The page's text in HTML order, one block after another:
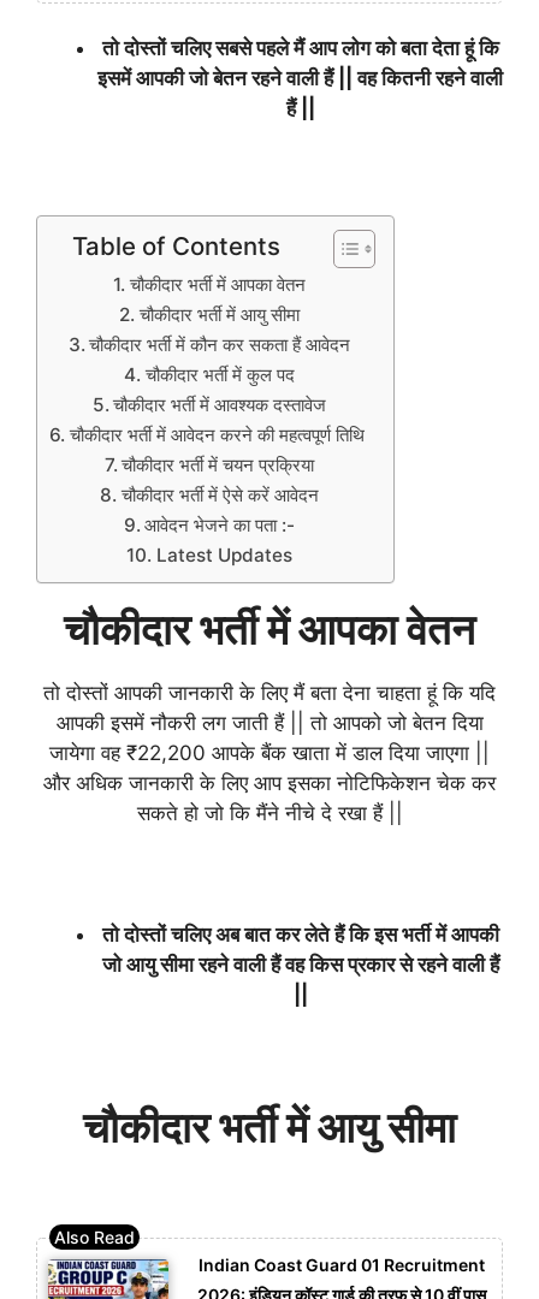
तो दोस्तों चलिए सबसे पहले मैं आप लोग को बता देता हूं कि
इसमें आपकी जो बेतन रहने वाली हैं || वह कितनी रहने वाली
हैं ||
Table of Contents
चौकीदार भर्ती में आपका वेतन
चौकीदार भर्ती में आयु सीमा
चौकीदार भर्ती में कौन कर सकता हैं आवेदन
चौकीदार भर्ती में कुल पद
चौकीदार भर्ती में आवश्यक दस्तावेज
चौकीदार भर्ती में आवेदन करने की महत्वपूर्ण तिथि
चौकीदार भर्ती में चयन प्रक्रिया
चौकीदार भर्ती में ऐसे करें आवेदन
आवेदन भेजने का पता :-
Latest Updates
चौकीदार भर्ती में आपका वेतन
तो दोस्तों आपकी जानकारी के लिए मैं बता देना चाहता हूं कि यदि
आपकी इसमें नौकरी लग जाती हैं || तो आपको जो बेतन दिया
जायेगा वह ₹22,200 आपके बैंक खाता में डाल दिया जाएगा ||
और अधिक जानकारी के लिए आप इसका नोटिफिकेशन चेक कर
सकते हो जो कि मैंने नीचे दे रखा हैं ||
तो दोस्तों चलिए अब बात कर लेते हैं कि इस भर्ती में आपकी
जो आयु सीमा रहने वाली हैं वह किस प्रकार से रहने वाली हैं
चौकीदार भर्ती में आयु सीमा
Indian Coast Guard 01 Recruitment
2026: इंडियन कॉस्ट गार्ड की तरफ से 10 वीं पास